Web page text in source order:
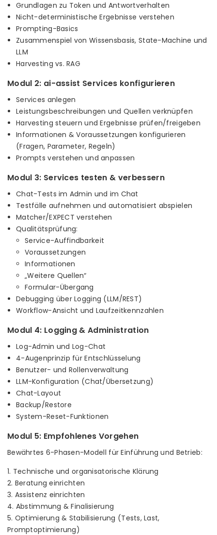
Grundlagen zu Token und Antwortverhalten
Nicht-deterministische Ergebnisse verstehen
Prompting-Basics
Zusammenspiel von Wissensbasis, State-Machine und
LLM
Harvesting vs. RAG
Modul 2: ai-assist Services konfigurieren
Services anlegen
Leistungsbeschreibungen und Quellen verknüpfen
Harvesting steuern und Ergebnisse prüfen/freigeben
Informationen & Voraussetzungen konfigurieren
(Fragen, Parameter, Regeln)
Prompts verstehen und anpassen
Modul 3: Services testen & verbessern
Chat-Tests im Admin und im Chat
Testfälle aufnehmen und automatisiert abspielen
Matcher/EXPECT verstehen
Qualitätsprüfung:
Service-Auffindbarkeit
Voraussetzungen
Informationen
„Weitere Quellen“
Formular-Übergang
Debugging über Logging (LLM/REST)
Workflow-Ansicht und Laufzeitkennzahlen
Modul 4: Logging & Administration
Log-Admin und Log-Chat
4-Augenprinzip für Entschlüsselung
Benutzer- und Rollenverwaltung
LLM-Konfiguration (Chat/Übersetzung)
Chat-Layout
Backup/Restore
System-Reset-Funktionen
Modul 5: Empfohlenes Vorgehen
Bewährtes 6-Phasen-Modell für Einführung und Betrieb:
1. Technische und organisatorische Klärung
2. Beratung einrichten
3. Assistenz einrichten
4. Abstimmung & Finalisierung
5. Optimierung & Stabilisierung (Tests, Last,
Promptoptimierung)